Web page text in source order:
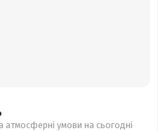
атмосферні умови на сьогодні